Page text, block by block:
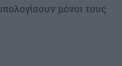
μόνοι τους